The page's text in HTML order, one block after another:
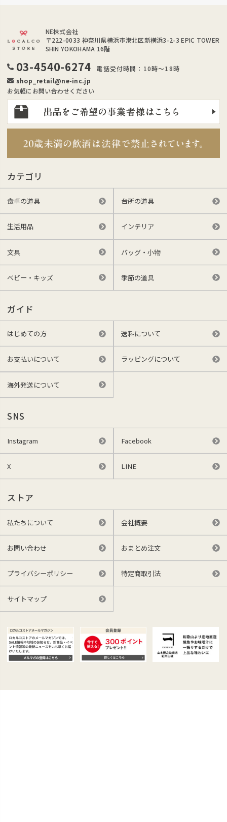
NE株式会社
〒222-0033 神奈川県横浜市港北区新横浜3-2-3 EPIC TOWER
SHIN YOKOHAMA 16階
03-4540-6274
電話受付時間：10時～18時
shop_retail@ne-inc.jp
お気軽にお問い合わせください
カテゴリ
食卓の道具 台所の道具
生活用品 インテリア
文具 バッグ・小物
ベビー・キッズ 季節の道具
ガイド
はじめての方 送料について
お支払いについて ラッピングについて
海外発送について
SNS
Instagram Facebook
X LINE
ストア
私たちについて 会社概要
お問い合わせ おまとめ注文
プライバシーポリシー 特定商取引法
サイトマップ